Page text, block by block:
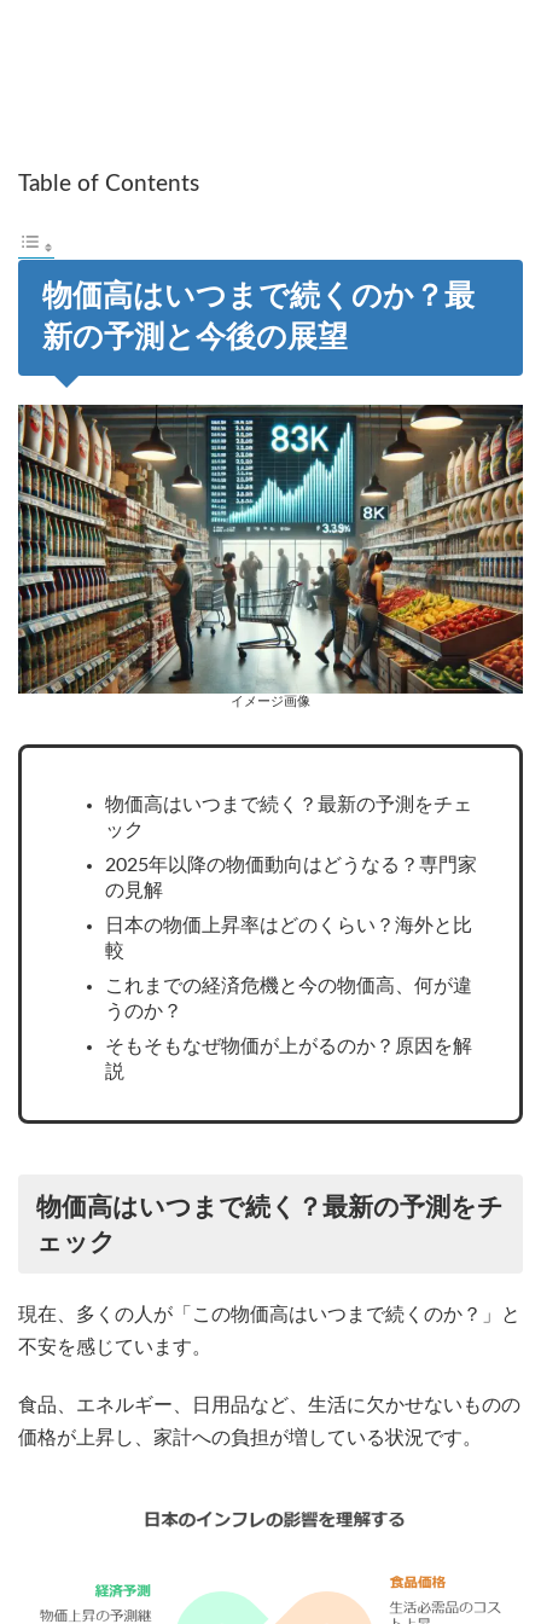
Table of Contents
物価高はいつまで続くのか？最
新の予測と今後の展望
イメージ画像
物価高はいつまで続く？最新の予測をチェ
ック
2025年以降の物価動向はどうなる？専門家
の見解
日本の物価上昇率はどのくらい？海外と比
較
これまでの経済危機と今の物価高、何が違
うのか？
そもそもなぜ物価が上がるのか？原因を解
説
物価高はいつまで続く？最新の予測をチ
ェック
現在、多くの人が「この物価高はいつまで続くのか？」と
不安を感じています。
食品、エネルギー、日用品など、生活に欠かせないものの
価格が上昇し、家計への負担が増している状況です。